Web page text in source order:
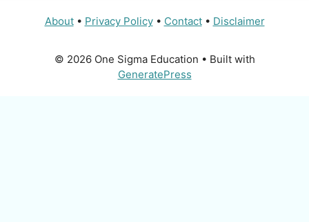
About• Privacy Policy• Contact• Disclaimer
© 2026 One Sigma Education • Built with
GeneratePress